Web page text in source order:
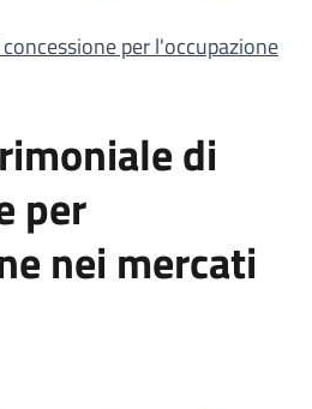
per l'occupazione
di
per
nei mercati